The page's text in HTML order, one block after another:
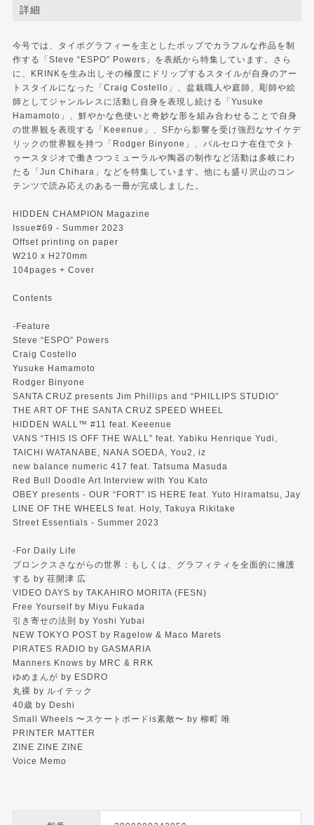
詳細
今号では、タイポグラフィーを主としたポップでカラフルな作品を制
作する「Steve “ESPO” Powers」を表紙から特集しています。さら
に、KRINKを生み出しその極度にドリップするスタイルが自身のアー
トスタイルになった「Craig Costello」、盆栽職人や庭師、彫師や絵
師としてジャンルレスに活動し自身を表現し続ける「Yusuke
Hamamoto」、鮮やかな色使いと奇妙な形を組み合わせることで自身
の世界観を表現する「Keeenue」、SFから影響を受け強烈なサイケデ
リックの世界観を持つ「Rodger Binyone」、バルセロナ在住でタト
ゥースタジオで働きつつミューラルや陶器の制作など活動は多岐にわ
たる「Jun Chihara」などを特集しています。他にも盛り沢山のコン
テンツで読み応えのある一冊が完成しました。
HIDDEN CHAMPION Magazine
Issue#69 - Summer 2023
Offset printing on paper
W210 x H270mm
104pages + Cover
Contents
-Feature
Steve “ESPO” Powers
Craig Costello
Yusuke Hamamoto
Rodger Binyone
SANTA CRUZ presents Jim Phillips and “PHILLIPS STUDIO”
THE ART OF THE SANTA CRUZ SPEED WHEEL
HIDDEN WALL™ #11 feat. Keeenue
VANS “THIS IS OFF THE WALL” feat. Yabiku Henrique Yudi,
TAICHI WATANABE, NANA SOEDA, You2, iz
new balance numeric 417 feat. Tatsuma Masuda
Red Bull Doodle Art Interview with You Kato
OBEY presents - OUR “FORT” IS HERE feat. Yuto Hiramatsu, Jay
LINE OF THE WHEELS feat. Holy, Takuya Rikitake
Street Essentials - Summer 2023
-For Daily Life
ブロンクスさながらの世界：もしくは、グラフィティを全面的に擁護
する by 荏開津 広
VIDEO DAYS by TAKAHIRO MORITA (FESN)
Free Yourself by Miyu Fukada
引き寄せの法則 by Yoshi Yubai
NEW TOKYO POST by Ragelow & Maco Marets
PIRATES RADIO by GASMARIA
Manners Knows by MRC & RRK
ゆめまんが by ESDRO
丸裸 by ルイテック
40歳 by Deshi
Small Wheels 〜スケートボードis素敵〜 by 柳町 唯
PRINTER MATTER
ZINE ZINE ZINE
Voice Memo